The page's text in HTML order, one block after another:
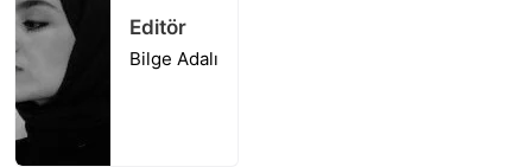
Editör
Bilge Adalı